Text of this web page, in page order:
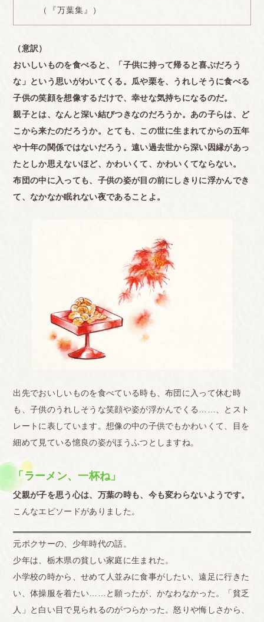
（『万葉集』）
（意訳）
おいしいものを食べると、「子供に持って帰ると喜ぶだろう
な」という思いがわいてくる。瓜や栗を、うれしそうに食べる
子供の笑顔を想像するだけで、幸せな気持ちになるのだ。
親子とは、なんと深い結びつきなのだろうか。あの子らは、ど
こから来たのだろうか。とても、この世に生まれてからの五年
や十年の関係ではないだろう。遠い過去世から深い因縁があっ
たとしか思えないほど、かわいくて、かわいくてならない。
布団の中に入っても、子供の姿が目の前にしきりに浮かんでき
て、なかなか眠れない夜であることよ。
出先でおいしいものを食べている時も、布団に入って休む時
も、子供のうれしそうな笑顔や姿が浮かんでくる……、とスト
レートに表しています。想像の中の子供でもかわいくて、目を
細めて見ている憶良の姿がほうふつとしますね。
「ラーメン、一杯ね」
父親が子を思う心は、万葉の時も、今も変わらないようです。
こんなエピソードがありました。
元ボクサーの、少年時代の話。
少年は、栃木県の貧しい家庭に生まれた。
小学校の時から、せめて人並みに食事がしたい、遠足に行きた
い、体操服を着たい……と願ったが、かなわなかった。「貧乏
人」と白い目で見られるのがつらかった。怒りや悔しさから、